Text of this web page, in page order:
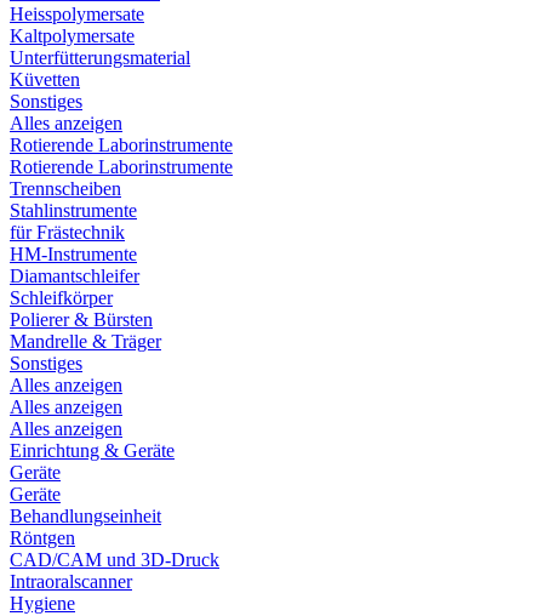
Heisspolymersate
Kaltpolymersate
Unterfütterungsmaterial
Küvetten
Sonstiges
Alles anzeigen
Rotierende Laborinstrumente
Rotierende Laborinstrumente
Trennscheiben
Stahlinstrumente
für Frästechnik
HM-Instrumente
Diamantschleifer
Schleifkörper
Polierer & Bürsten
Mandrelle & Träger
Sonstiges
Alles anzeigen
Alles anzeigen
Alles anzeigen
Einrichtung & Geräte
Geräte
Geräte
Behandlungseinheit
Röntgen
CAD/CAM und 3D-Druck
Intraoralscanner
Hygiene